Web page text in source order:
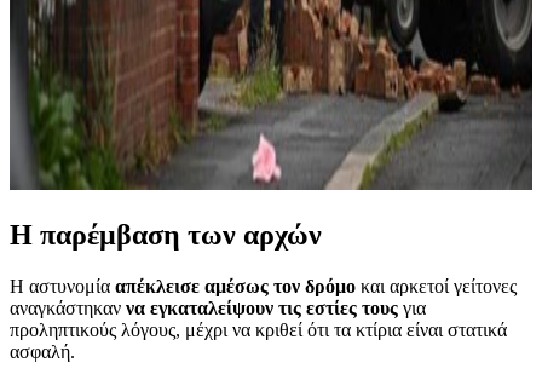
Η παρέμβαση των αρχών
Η αστυνομία απέκλεισε αμέσως τον δρόμο και αρκετοί γείτονες
αναγκάστηκαν να εγκαταλείψουν τις εστίες τους για
προληπτικούς λόγους, μέχρι να κριθεί ότι τα κτίρια είναι στατικά
ασφαλή.